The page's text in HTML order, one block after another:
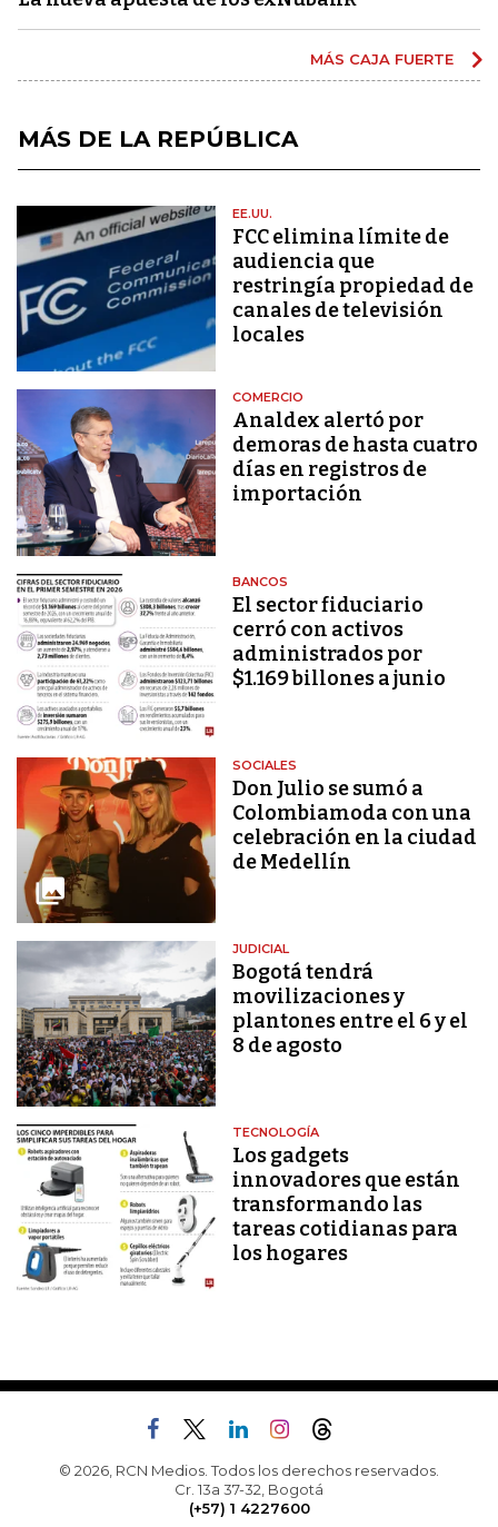
MÁS CAJA FUERTE
MÁS DE LA REPÚBLICA
EE.UU.
FCC elimina límite de
audiencia que
restringía propiedad de
canales de televisión
locales
COMERCIO
Analdex alertó por
demoras de hasta cuatro
días en registros de
importación
BANCOS
El sector fiduciario
cerró con activos
administrados por
$1.169 billones a junio
SOCIALES
Don Julio se sumó a
Colombiamoda con una
celebración en la ciudad
de Medellín
JUDICIAL
Bogotá tendrá
movilizaciones y
plantones entre el 6 y el
8 de agosto
TECNOLOGÍA
Los gadgets
innovadores que están
transformando las
tareas cotidianas para
los hogares
© 2026, RCN Medios. Todos los derechos reservados.
Cr. 13a 37-32, Bogotá
(+57) 1 4227600